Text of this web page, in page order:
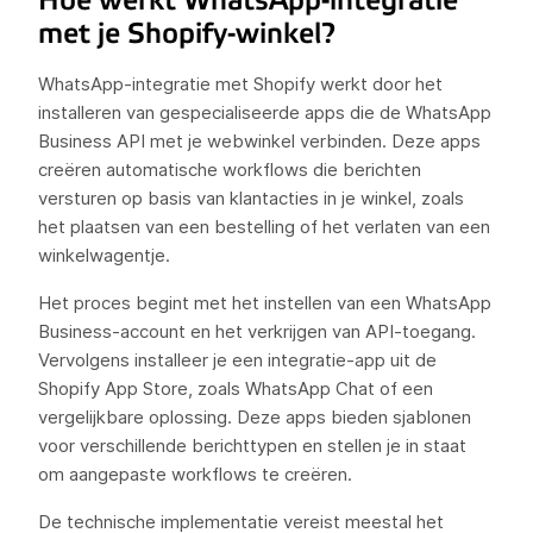
met je Shopify-winkel?
WhatsApp-integratie met Shopify werkt door het
installeren van gespecialiseerde apps die de WhatsApp
Business API met je webwinkel verbinden. Deze apps
creëren automatische workflows die berichten
versturen op basis van klantacties in je winkel, zoals
het plaatsen van een bestelling of het verlaten van een
winkelwagentje.
Het proces begint met het instellen van een WhatsApp
Business-account en het verkrijgen van API-toegang.
Vervolgens installeer je een integratie-app uit de
Shopify App Store, zoals WhatsApp Chat of een
vergelijkbare oplossing. Deze apps bieden sjablonen
voor verschillende berichttypen en stellen je in staat
om aangepaste workflows te creëren.
De technische implementatie vereist meestal het